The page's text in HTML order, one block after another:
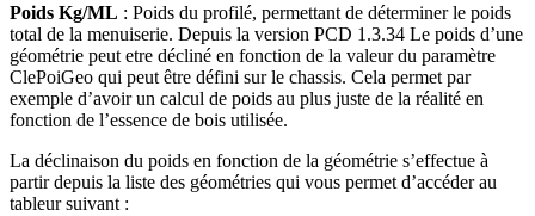
Poids Kg/ML : Poids du profilé, permettant de déterminer le poids
total de la menuiserie. Depuis la version PCD 1.3.34 Le poids d’une
géométrie peut etre décliné en fonction de la valeur du paramètre
ClePoiGeo qui peut être défini sur le chassis. Cela permet par
exemple d’avoir un calcul de poids au plus juste de la réalité en
fonction de l’essence de bois utilisée.
La déclinaison du poids en fonction de la géométrie s’effectue à
partir depuis la liste des géométries qui vous permet d’accéder au
tableur suivant :